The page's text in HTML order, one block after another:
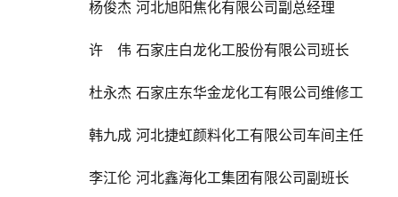
杨俊杰 河北旭阳焦化有限公司副总经理
许　伟 石家庄白龙化工股份有限公司班长
杜永杰 石家庄东华金龙化工有限公司维修工
韩九成 河北捷虹颜料化工有限公司车间主任
李江伦 河北鑫海化工集团有限公司副班长